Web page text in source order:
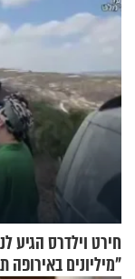
חירט וילדרס הגיע
"מיליונים באירופה